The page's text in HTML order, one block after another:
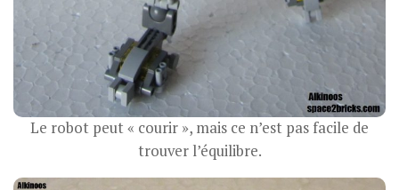
Le robot peut « courir », mais ce n’est pas facile de
trouver l’équilibre.